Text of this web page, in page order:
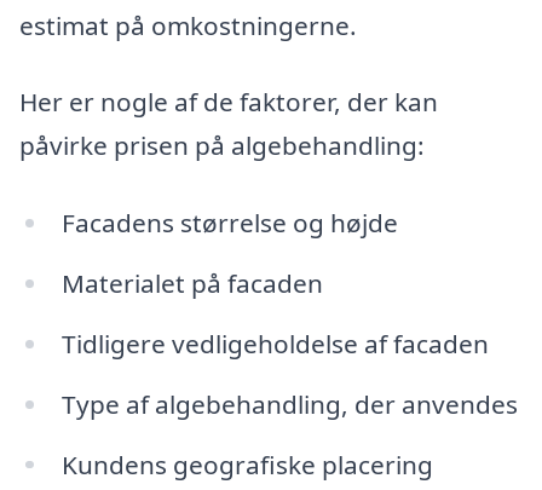
estimat på omkostningerne.
Her er nogle af de faktorer, der kan
påvirke prisen på algebehandling:
Facadens størrelse og højde
Materialet på facaden
Tidligere vedligeholdelse af facaden
Type af algebehandling, der anvendes
Kundens geografiske placering